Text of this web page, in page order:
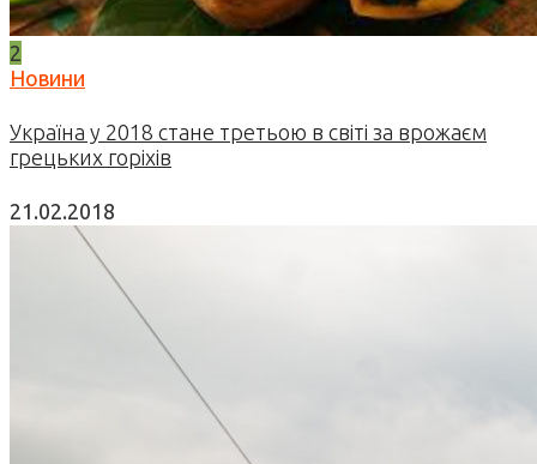
2
Новини
Україна у 2018 стане третьою в світі за врожаєм
грецьких горіхів
21.02.2018